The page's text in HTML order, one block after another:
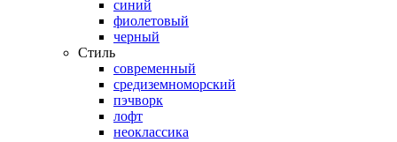
синий
фиолетовый
черный
Стиль
современный
средиземноморский
пэчворк
лофт
неоклассика